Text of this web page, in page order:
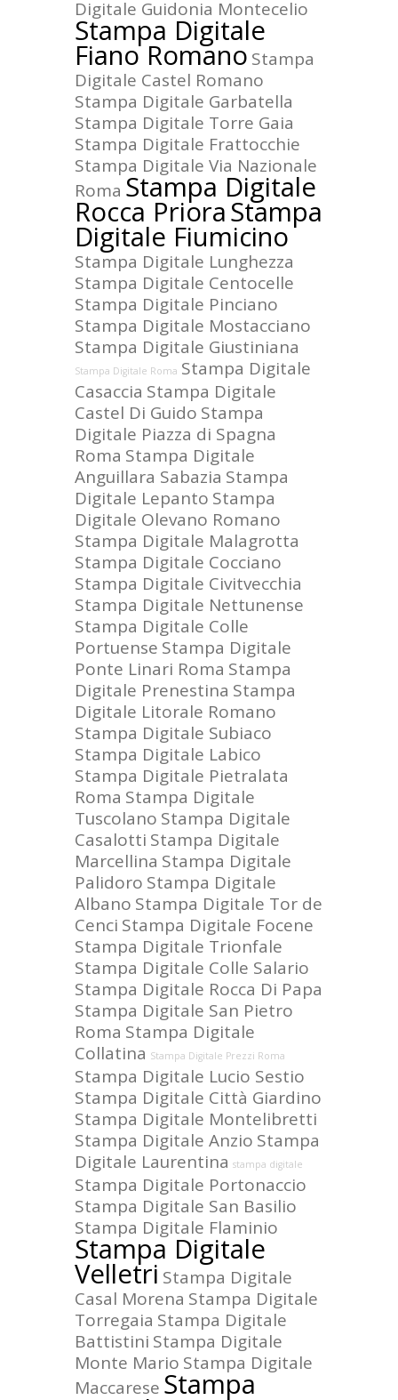
Digitale Guidonia Montecelio
Stampa Digitale
Fiano Romano Stampa
Digitale Castel Romano
Stampa Digitale Garbatella
Stampa Digitale Torre Gaia
Stampa Digitale Frattocchie
Stampa Digitale Via Nazionale
Roma Stampa Digitale
Rocca PrioraStampa
Digitale Fiumicino
Stampa Digitale Lunghezza
Stampa Digitale Centocelle
Stampa Digitale Pinciano
Stampa Digitale Mostacciano
Stampa Digitale Giustiniana
Stampa Digitale Roma Stampa Digitale
Casaccia Stampa Digitale
Castel Di Guido Stampa
Digitale Piazza di Spagna
Roma Stampa Digitale
Anguillara Sabazia Stampa
Digitale Lepanto Stampa
Digitale Olevano Romano
Stampa Digitale Malagrotta
Stampa Digitale Cocciano
Stampa Digitale Civitvecchia
Stampa Digitale Nettunense
Stampa Digitale Colle
Portuense Stampa Digitale
Ponte Linari Roma Stampa
Digitale Prenestina Stampa
Digitale Litorale Romano
Stampa Digitale Subiaco
Stampa Digitale Labico
Stampa Digitale Pietralata
Roma Stampa Digitale
Tuscolano Stampa Digitale
Casalotti Stampa Digitale
Marcellina Stampa Digitale
Palidoro Stampa Digitale
Albano Stampa Digitale Tor de
Cenci Stampa Digitale Focene
Stampa Digitale Trionfale
Stampa Digitale Colle Salario
Stampa Digitale Rocca Di Papa
Stampa Digitale San Pietro
Roma Stampa Digitale
Collatina Stampa Digitale Prezzi Roma
Stampa Digitale Lucio Sestio
Stampa Digitale Città Giardino
Stampa Digitale Montelibretti
Stampa Digitale Anzio Stampa
Digitale Laurentina stampa digitale
Stampa Digitale Portonaccio
Stampa Digitale San Basilio
Stampa Digitale Flaminio
Stampa Digitale
Velletri Stampa Digitale
Casal Morena Stampa Digitale
Torregaia Stampa Digitale
Battistini Stampa Digitale
Monte Mario Stampa Digitale
Maccarese Stampa